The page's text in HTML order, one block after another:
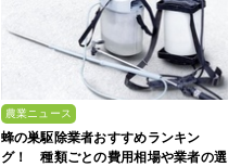
農業ニュース
蜂の巣駆除業者おすすめランキン
グ！ 種類ごとの費用相場や業者の選